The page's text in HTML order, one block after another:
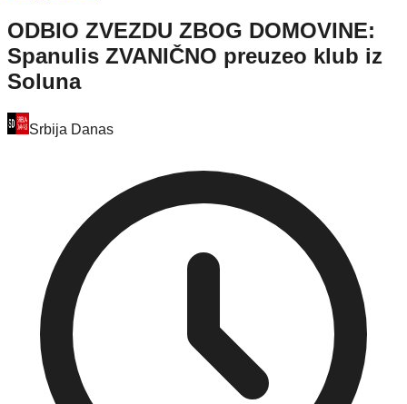
ODBIO ZVEZDU ZBOG DOMOVINE:
Spanulis ZVANIČNO preuzeo klub iz
Soluna
Srbija Danas